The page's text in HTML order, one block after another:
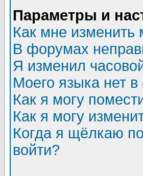
Параметры и
Как мне изменить
В форумах
Я изменил
Моего языка нет в
Как я могу
Как я могу
Когда я щёлкаю
войти?